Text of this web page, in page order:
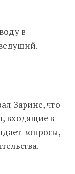
в
Зарине, что
входящие в
вопросы,